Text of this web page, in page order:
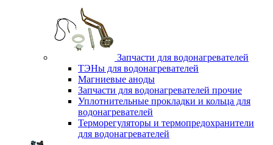
Запчасти для водонагревателей
ТЭНы для водонагревателей
Магниевые аноды
Запчасти для водонагревателей прочие
Уплотнительные прокладки и кольца для
водонагревателей
Терморегуляторы и термопредохранители
для водонагревателей